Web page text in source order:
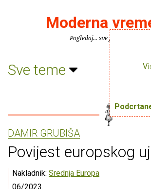
Moderna
Pogledaj... sve je puno knjiga.
Sve teme
DAMIR GRUBIŠA
Povijest europskog
Nakladnik: Srednja Europa
06/2023.